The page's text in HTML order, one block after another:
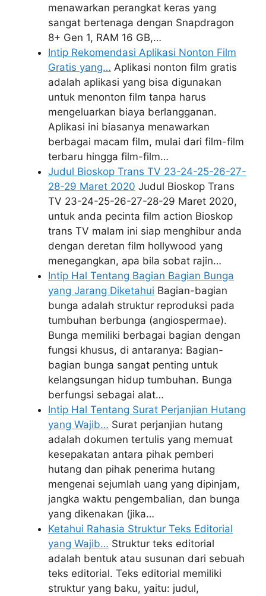
menawarkan perangkat keras yang
sangat bertenaga dengan Snapdragon
8+ Gen 1, RAM 16 GB,…
Intip Rekomendasi Aplikasi Nonton Film
Gratis yang… Aplikasi nonton film gratis
adalah aplikasi yang bisa digunakan
untuk menonton film tanpa harus
mengeluarkan biaya berlangganan.
Aplikasi ini biasanya menawarkan
berbagai macam film, mulai dari film-film
terbaru hingga film-film…
Judul Bioskop Trans TV 23-24-25-26-27-
28-29 Maret 2020 Judul Bioskop Trans
TV 23-24-25-26-27-28-29 Maret 2020,
untuk anda pecinta film action Bioskop
trans TV malam ini siap menghibur anda
dengan deretan film hollywood yang
menegangkan, apa bila sobat rajin…
Intip Hal Tentang Bagian Bagian Bunga
yang Jarang Diketahui Bagian-bagian
bunga adalah struktur reproduksi pada
tumbuhan berbunga (angiospermae).
Bunga memiliki berbagai bagian dengan
fungsi khusus, di antaranya: Bagian-
bagian bunga sangat penting untuk
kelangsungan hidup tumbuhan. Bunga
berfungsi sebagai alat…
Intip Hal Tentang Surat Perjanjian Hutang
yang Wajib… Surat perjanjian hutang
adalah dokumen tertulis yang memuat
kesepakatan antara pihak pemberi
hutang dan pihak penerima hutang
mengenai sejumlah uang yang dipinjam,
jangka waktu pengembalian, dan bunga
yang dikenakan (jika…
Ketahui Rahasia Struktur Teks Editorial
yang Wajib… Struktur teks editorial
adalah bentuk atau susunan dari sebuah
teks editorial. Teks editorial memiliki
struktur yang baku, yaitu: judul,